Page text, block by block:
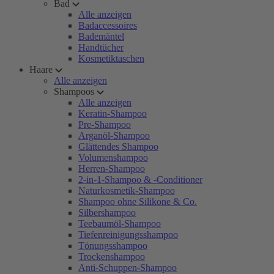
Bad
Alle anzeigen
Badaccessoires
Bademäntel
Handtücher
Kosmetiktaschen
Haare
Alle anzeigen
Shampoos
Alle anzeigen
Keratin-Shampoo
Pre-Shampoo
Arganöl-Shampoo
Glättendes Shampoo
Volumenshampoo
Herren-Shampoo
2-in-1-Shampoo & -Conditioner
Naturkosmetik-Shampoo
Shampoo ohne Silikone & Co.
Silbershampoo
Teebaumöl-Shampoo
Tiefenreinigungsshampoo
Tönungsshampoo
Trockenshampoo
Anti-Schuppen-Shampoo